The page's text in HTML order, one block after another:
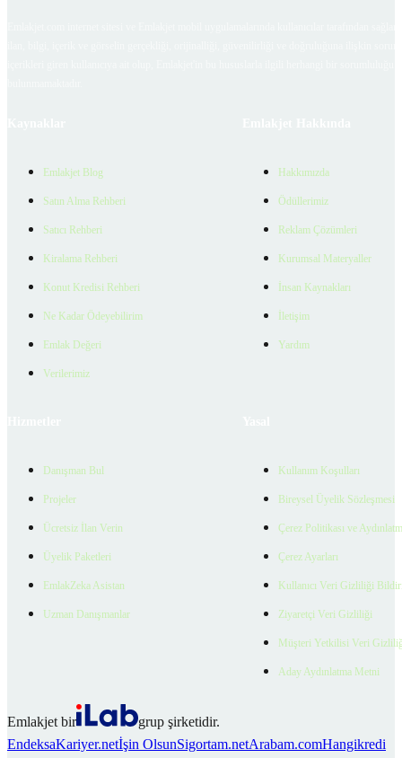
Emlakjet Blog
Satın Alma Rehberi
Satıcı Rehberi
Kiralama Rehberi
Konut Kredisi Rehberi
Ne Kadar Ödeyebilirim
Emlak Değeri
Verilerimiz
Hakkımızda
Ödüllerimiz
Reklam Çözümleri
Kurumsal Materyaller
İnsan Kaynakları
İletişim
Yardım
Danışman Bul
Projeler
Ücretsiz İlan Verin
Üyelik Paketleri
EmlakZeka Asistan
Uzman Danışmanlar
Kullanım Koşulları
Bireysel Üyelik Sözleşmesi
Çerez Politikası ve
Çerez Ayarları
Kullanıcı Veri Gizliliği
Ziyaretçi Veri Gizliliği
Müşteri Yetkilisi Veri
Aday Aydınlatma Metni
Emlakjet bir
grup şirketidir.
EndeksaKariyer.netİşin OlsunSigortam.netArabam.comHangikredi